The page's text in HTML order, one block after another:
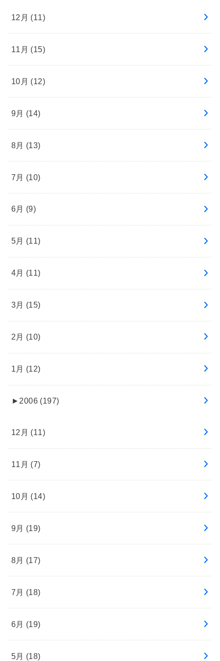
12月 (11)
11月 (15)
10月 (12)
9月 (14)
8月 (13)
7月 (10)
6月 (9)
5月 (11)
4月 (11)
3月 (15)
2月 (10)
1月 (12)
► 2006 (197)
12月 (11)
11月 (7)
10月 (14)
9月 (19)
8月 (17)
7月 (18)
6月 (19)
5月 (18)